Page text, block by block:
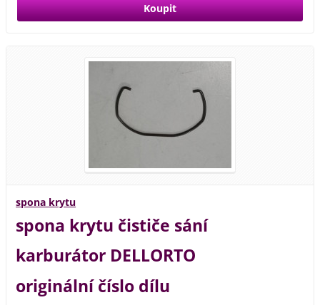
spona krytu
spona krytu čističe sání
karburátor DELLORTO
originální číslo dílu